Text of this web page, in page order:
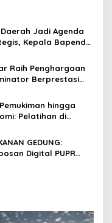
Jadi Agenda
Kepala Bapenda
Sekprov
Raih Penghargaan
Berprestasi
2025
hingga
Pelatihan di
Pascabencana
Menyeluruh
GEDUNG:
Digital PUPR